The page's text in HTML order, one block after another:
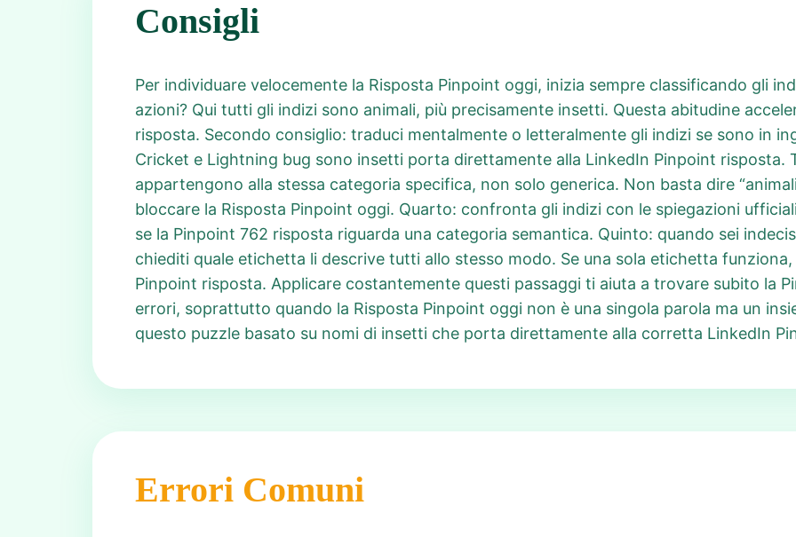
Consigli
Per individuare velocemente la Risposta Pinpoint oggi, inizia sempre classificando gli
azioni? Qui tutti gli indizi sono animali, più precisamente insetti. Questa abitudine
risposta. Secondo consiglio: traduci mentalmente o letteralmente gli indizi se sono in
Cricket e Lightning bug sono insetti porta direttamente alla LinkedIn Pinpoint risposta.
appartengono alla stessa categoria specifica, non solo generica. Non basta dire
bloccare la Risposta Pinpoint oggi. Quarto: confronta gli indizi con le spiegazioni
se la Pinpoint 762 risposta riguarda una categoria semantica. Quinto: quando sei
chiediti quale etichetta li descrive tutti allo stesso modo. Se una sola etichetta
Pinpoint risposta. Applicare costantemente questi passaggi ti aiuta a trovare subito la
errori, soprattutto quando la Risposta Pinpoint oggi non è una singola parola ma un
questo puzzle basato su nomi di insetti che porta direttamente alla corretta LinkedIn
Errori Comuni